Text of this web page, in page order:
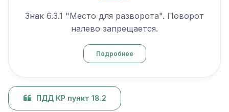
Знак 6.3.1 "Место для разворота". Поворот
налево запрещается.
Подробнее
ПДД КР пункт 18.2